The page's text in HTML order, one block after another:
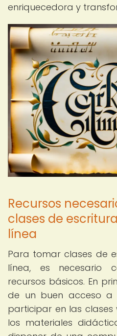
enriquecedora y
Recursos
clases de
línea
Para tomar clases de
línea, es necesario
recursos básicos. En
de un buen acceso
participar en las
los materiales